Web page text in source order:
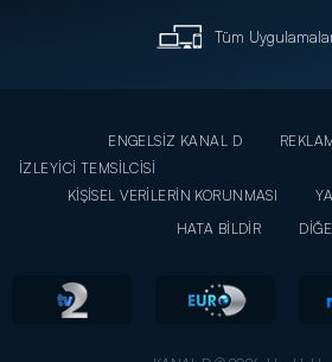
Tüm
ENGELSİZ KANAL D
İZLEYİCİ TEMSİLCİSİ
KİŞİSEL VERİLERİN KORUNMASI
HATA BİLDİR